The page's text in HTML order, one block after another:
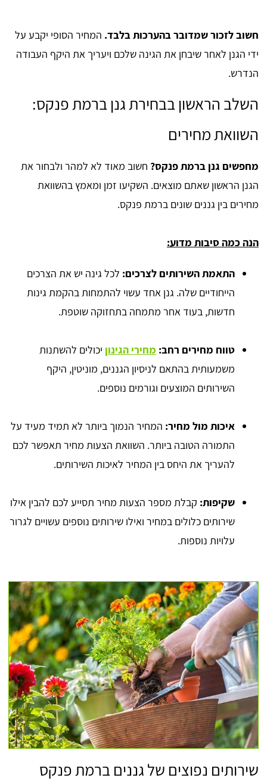
חשוב לזכור שמדובר בהערכות בלבד. המחיר הסופי יקבע על
ידי הגנן לאחר שיבחן את הגינה שלכם ויעריך את היקף העבודה
הנדרש.
השלב הראשון בבחירת גנן ברמת פנקס:
השוואת מחירים
מחפשים גנן ברמת פנקס? חשוב מאוד לא למהר ולבחור את
הגנן הראשון שאתם מוצאים. השקיעו זמן ומאמץ בהשוואת
מחירים בין גננים שונים ברמת פנקס.
הנה כמה סיבות מדוע:
התאמת השירותים לצרכים: לכל גינה יש את הצרכים
הייחודיים שלה. גנן אחד עשוי להתמחות בהקמת גינות
חדשות, בעוד אחר מתמחה בתחזוקה שוטפת.
טווח מחירים רחב: מחירי הגינון יכולים להשתנות
משמעותית בהתאם לניסיון הגננים, מוניטין, היקף
השירותים המוצעים וגורמים נוספים.
איכות מול מחיר: המחיר הנמוך ביותר לא תמיד מעיד על
התמורה הטובה ביותר. השוואת הצעות מחיר תאפשר לכם
להעריך את היחס בין המחיר לאיכות השירותים.
שקיפות: קבלת מספר הצעות מחיר תסייע לכם להבין אילו
שירותים כלולים במחיר ואילו שירותים נוספים עשויים לגרור
עלויות נוספות.
שירותים נפוצים של גננים ברמת פנקס